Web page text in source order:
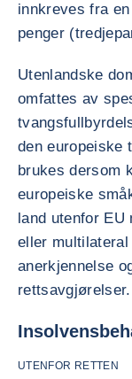
innkreves fra
penger
Utenlandske
omfattes av
den europeiske
brukes dersom
europeiske
land utenfor
eller
anerkjennelse
rettsavgjørelser.
UTENFOR RETTEN